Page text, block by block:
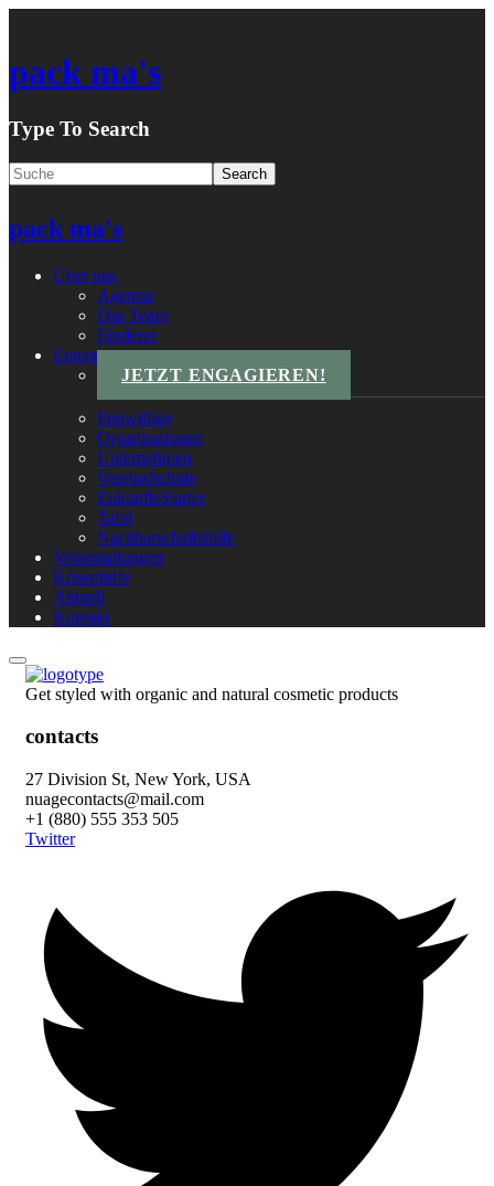
pack ma's
Type To Search
pack ma's
Über uns
Agentur
Das Team
Förderer
Engagements
JETZT ENGAGIEREN!
Freiwillige
Organisationen
Unternehmen
VereinsSchule
ZukunftsStarter
Tafel
Nachbarschaftshilfe
Veranstaltungen
Krisenhilfe
Aktuell
Kontakt
Get styled with organic and natural cosmetic products
contacts
27 Division St, New York, USA
nuagecontacts@mail.com
+1 (880) 555 353 505
Twitter